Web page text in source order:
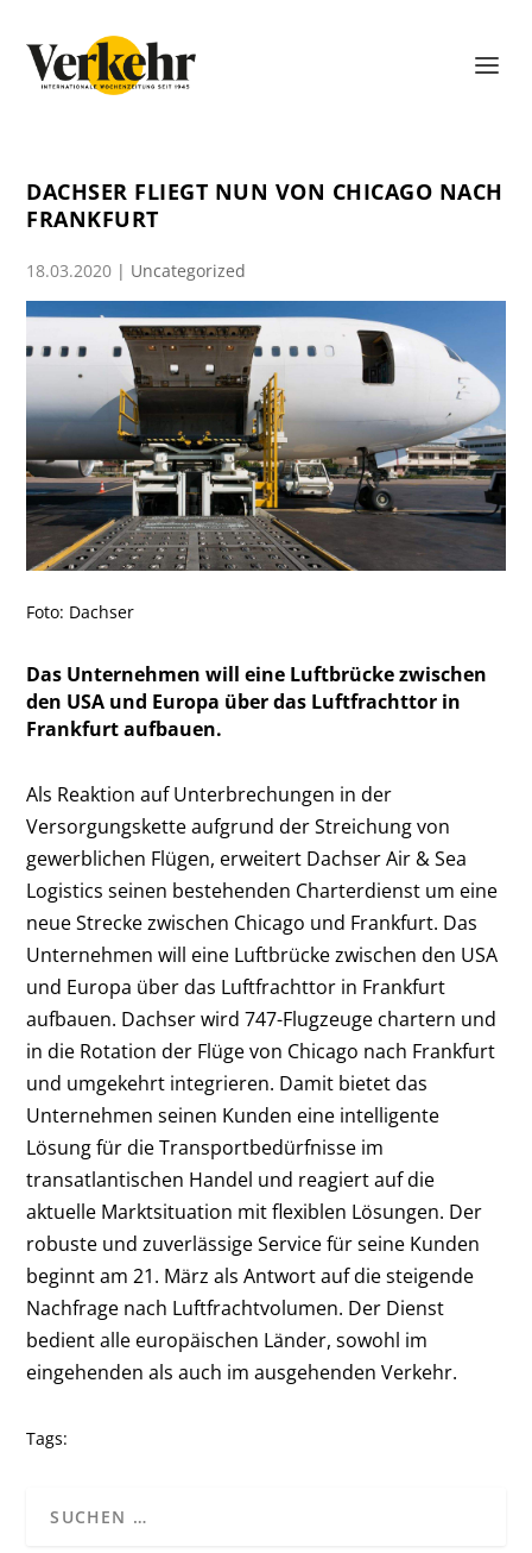
DACHSER FLIEGT NUN VON CHICAGO NACH
FRANKFURT
18.03.2020 | Uncategorized
Foto: Dachser
Das Unternehmen will eine Luftbrücke zwischen
den USA und Europa über das Luftfrachttor in
Frankfurt aufbauen.
Als Reaktion auf Unterbrechungen in der
Versorgungskette aufgrund der Streichung von
gewerblichen Flügen, erweitert Dachser Air & Sea
Logistics seinen bestehenden Charterdienst um eine
neue Strecke zwischen Chicago und Frankfurt. Das
Unternehmen will eine Luftbrücke zwischen den USA
und Europa über das Luftfrachttor in Frankfurt
aufbauen. Dachser wird 747-Flugzeuge chartern und
in die Rotation der Flüge von Chicago nach Frankfurt
und umgekehrt integrieren. Damit bietet das
Unternehmen seinen Kunden eine intelligente
Lösung für die Transportbedürfnisse im
transatlantischen Handel und reagiert auf die
aktuelle Marktsituation mit flexiblen Lösungen. Der
robuste und zuverlässige Service für seine Kunden
beginnt am 21. März als Antwort auf die steigende
Nachfrage nach Luftfrachtvolumen. Der Dienst
bedient alle europäischen Länder, sowohl im
eingehenden als auch im ausgehenden Verkehr.
Tags: